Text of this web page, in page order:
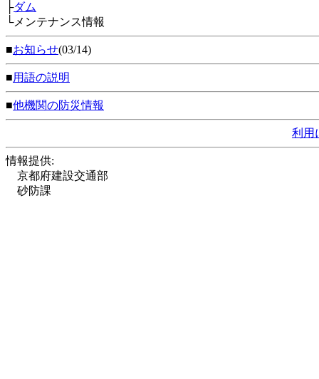
├ダム
└メンテナンス情報
■お知らせ(03/14)
■用語の説明
■他機関の防災情報
利用
情報提供:
京都府建設交通部
砂防課